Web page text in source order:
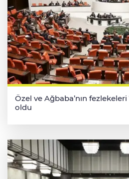
Özel ve Ağbaba’nın
oldu